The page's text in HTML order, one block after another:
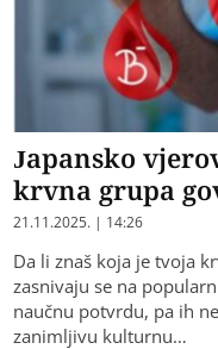
Japansko
krvna grupa
21.11.2025. | 14:26
Da li znaš koja je tvoja
zasnivaju se na
naučnu potvrdu, pa ih
zanimljivu kulturnu…